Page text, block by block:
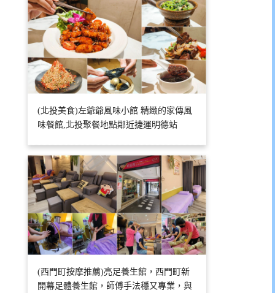
(北投美食)左爺爺風味小館 精緻的家傳風
味餐館,北投聚餐地點鄰近捷運明德站
(西門町按摩推薦)亮足養生館，西門町新
開幕足體養生館，師傅手法穩又專業，與